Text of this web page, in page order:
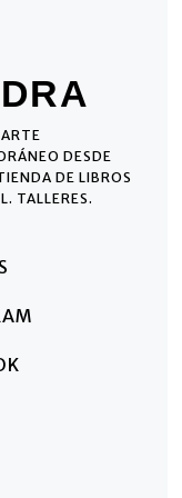
DESDE
DE LIBROS
TALLERES.